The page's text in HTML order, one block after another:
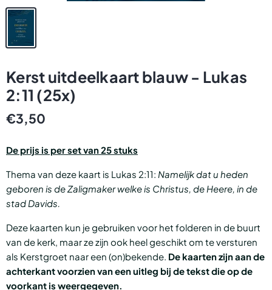
Kerst uitdeelkaart blauw - Lukas
2:11 (25x)
€3,50
De prijs is per set van 25 stuks
Thema van deze kaart is Lukas 2:11: Namelijk dat u heden
geboren is de Zaligmaker welke is Christus, de Heere, in de
stad Davids.
Deze kaarten kun je gebruiken voor het folderen in de buurt
van de kerk, maar ze zijn ook heel geschikt om te versturen
als Kerstgroet naar een (on)bekende. De kaarten zijn aan de
achterkant voorzien van een uitleg bij de tekst die op de
voorkant is weergegeven.